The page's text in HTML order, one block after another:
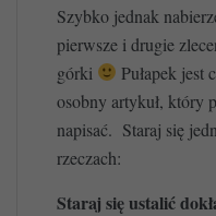
Szybko jednak
pierwsze i drugie
górki
Pułapek jest
osobny artykuł, który
napisać. Staraj się
rzeczach:
Staraj się ustalić